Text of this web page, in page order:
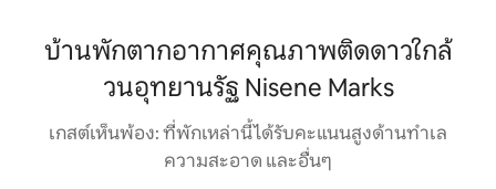
บ้านพักตากอากาศคุณภาพติดดาวใกล้
วนอุทยานรัฐ Nisene Marks
เกสต์เห็นพ้อง: ที่พักเหล่านี้ได้รับคะแนนสูงด้านทำเล
ความสะอาด และอื่นๆ